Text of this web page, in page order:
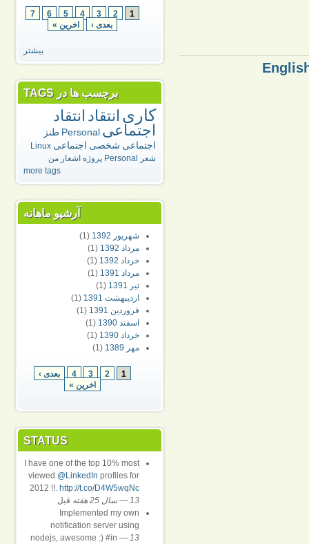
1
2
3
4
5
6
7
بعدی ›
اخرین »
بیشتر
برچسب ها در TAGS
کاری انتقاد انتقاد
اجتماعی Personal طنز
اجتماعی شخصی اجتماعی Linux
شعر
Personal پروژه اشعار من
more tags
آرشیو ماهانه
شهريور 1392
(1)
مرداد 1392
(1)
خرداد 1392
(1)
مرداد 1391
(1)
تير 1391
(1)
ارديبهشت 1391
(1)
فروردين 1391
(1)
اسفند 1390
(1)
خرداد 1390
(1)
مهر 1389
(1)
1
2
3
4
بعدی ›
اخرین »
STATUS
I have one of the top 10% most
viewed @LinkedIn profiles for
2012 !!. http://t.co/D4W5wqNc
— 13 سال 25 هفته
قبل
Implemented my own
notification server using
nodejs, awesome :) #in — 13